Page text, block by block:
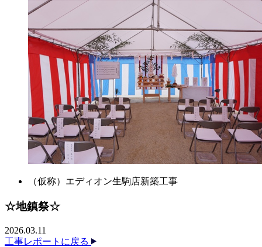
（仮称）エディオン生駒店新築工事
☆地鎮祭☆
2026.03.11
工事レポートに戻る